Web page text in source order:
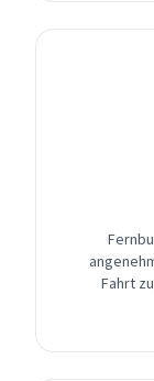
Fahrt